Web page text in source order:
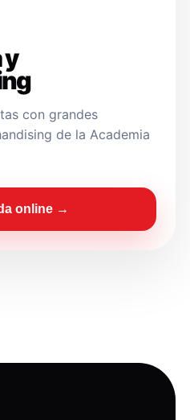
y
con grandes
de la Academia
online →